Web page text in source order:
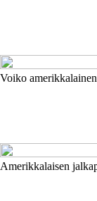
Voiko
Amerikkalaisen